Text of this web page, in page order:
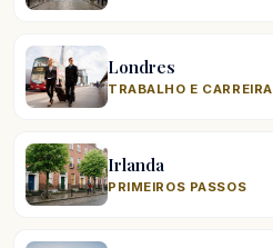
Londres
TRABALHO E CARREIRA
Irlanda
PRIMEIROS PASSOS